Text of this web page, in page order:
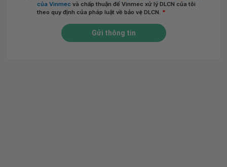
của Vinmec và chấp thuận để Vinmec xử lý DLCN của tôi
theo quy định của pháp luật về bảo vệ DLCN. *
Gửi thông tin